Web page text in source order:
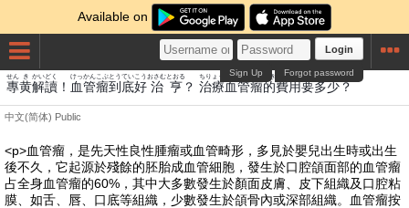
Available on
Login
Forgot password
Sign Up
專
せん
黄
き
解讀
かいどく
！ 血管
けっかん
瘤
こぶ
到底
とうてい
好
こう
治
おさむ
亨
とおる
？ 治療
ちりょう
血管
けっかん
瘤
こぶ
的
てき
費用
ひよう
要
よう
多少
たしょう
？
中文(简体) Public
<p>血管瘤，是先天性良性腫瘤或血管畸形，多見於嬰兒出生時或出生
後不久，它起源於殘餘的胚胎成血管細胞，發生於口腔頜面部的血管瘤
占全身血管瘤的60%，其中大多數發生於顏面皮膚、皮下組織及口腔粘
膜、如舌、唇、口底等組織，少數發生於頜骨內或深部組織。血管瘤按